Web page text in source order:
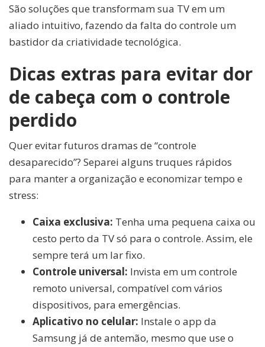
São soluções que transformam sua TV em um
aliado intuitivo, fazendo da falta do controle um
bastidor da criatividade tecnológica.
Dicas extras para evitar dor
de cabeça com o controle
perdido
Quer evitar futuros dramas de “controle
desaparecido”? Separei alguns truques rápidos
para manter a organização e economizar tempo e
stress:
Caixa exclusiva: Tenha uma pequena caixa ou
cesto perto da TV só para o controle. Assim, ele
sempre terá um lar fixo.
Controle universal: Invista em um controle
remoto universal, compatível com vários
dispositivos, para emergências.
Aplicativo no celular: Instale o app da
Samsung já de antemão, mesmo que use o